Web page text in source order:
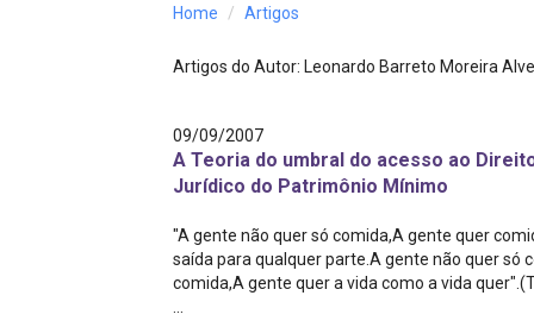
Processos - IBDFAM
Alienação Parental
Home Artigos
Artigos do Autor: Leonardo Barreto Moreira
09/09/2007
A Teoria do umbral do acesso ao
Jurídico do Patrimônio Mínimo
"A gente não quer só comida,A gente quer
saída para qualquer parte.A gente não quer só
comida,A gente quer a vida como a vida